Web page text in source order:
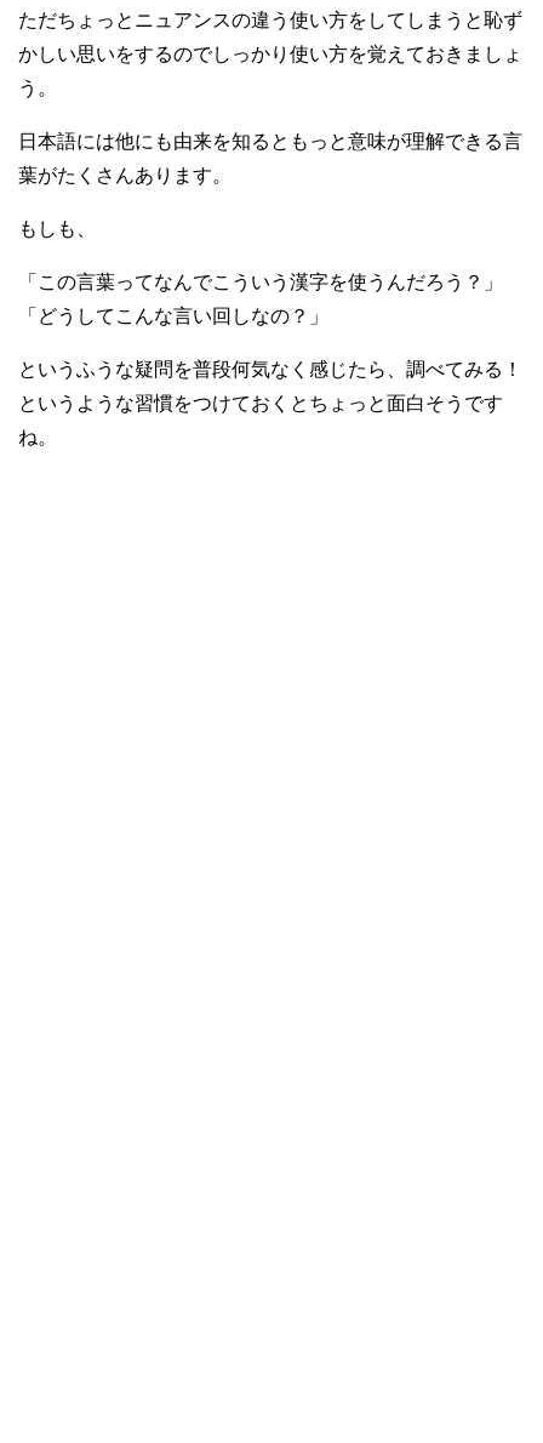
ただちょっとニュアンスの違う使い方をしてしまうと恥ず
かしい思いをするのでしっかり使い方を覚えておきましょ
う。
日本語には他にも由来を知るともっと意味が理解できる言
葉がたくさんあります。
もしも、
「この言葉ってなんでこういう漢字を使うんだろう？」
「どうしてこんな言い回しなの？」
というふうな疑問を普段何気なく感じたら、調べてみる！
というような習慣をつけておくとちょっと面白そうです
ね。